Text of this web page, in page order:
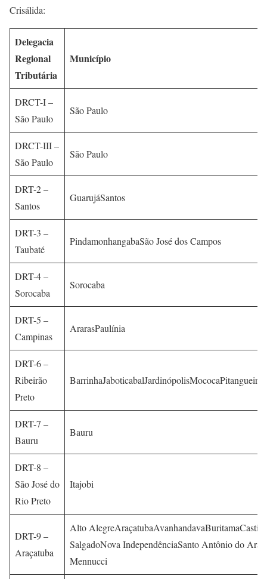
Crisálida:
Delegacia
Regional
Tributária
Município
DRCT-I –
São Paulo
São Paulo
DRCT-III –
São Paulo
São Paulo
DRT-2 –
Santos
GuarujáSantos
DRT-3 –
Taubaté
PindamonhangabaSão José dos Campos
DRT-4 –
Sorocaba
Sorocaba
DRT-5 –
Campinas
ArarasPaulínia
DRT-6 –
Ribeirão
Preto
DRT-7 –
Bauru
Bauru
DRT-8 –
São José do
Rio Preto
Itajobi
DRT-9 –
Araçatuba
Alto
SalgadoNova IndependênciaSanto Antônio do
Mennucci